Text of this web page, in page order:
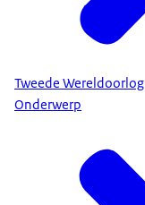
Tweede Wereldoorlog
Onderwerp